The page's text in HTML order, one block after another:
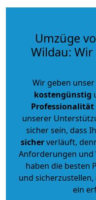
Umzüge
Wildau:
Wir geben
kostengünstig
Professionalität
unserer
sicher sein, dass
sicherverläuft,
Anforderungen und
haben die besten
und
ein